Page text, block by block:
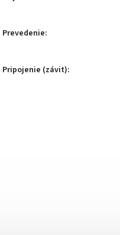
Prevedenie:
Pripojenie (závit):